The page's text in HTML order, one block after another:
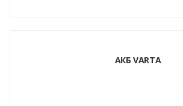
АКБ VARTA